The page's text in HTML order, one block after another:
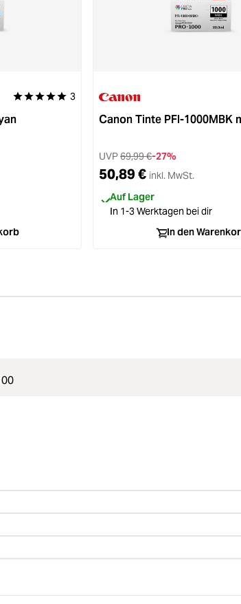
Durchschnittliche Bewertung von 5 von 5 Sternen
3
Canon Tinte PFI-1000MBK
UVP69,99 €-27%
50,89 € inkl. MwSt.
Auf Lager
In 1-3 Werktagen bei dir
In den